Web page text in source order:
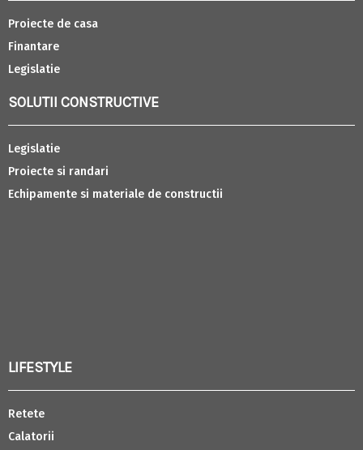
Proiecte de casa
Finantare
Legislatie
SOLUTII CONSTRUCTIVE
Legislatie
Proiecte si randari
Echipamente si materiale de constructii
LIFESTYLE
Retete
Calatorii